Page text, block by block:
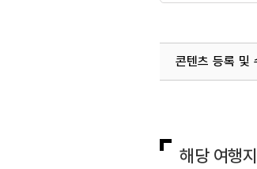
콘텐츠 등록 및
해당 여행